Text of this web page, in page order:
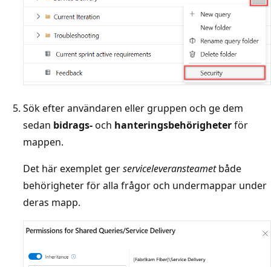
Sök efter användaren eller gruppen och ge dem
sedan bidrags-och hanteringsbehörigheterför
mappen.
Det här exemplet gerserviceleveransteametbåde
behörigheter för alla frågor och undermappar under
deras mapp.